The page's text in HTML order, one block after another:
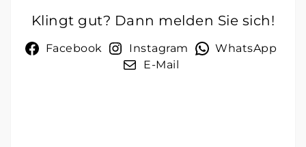
Klingt gut? Dann melden Sie sich!
Facebook Instagram
WhatsApp
E-Mail